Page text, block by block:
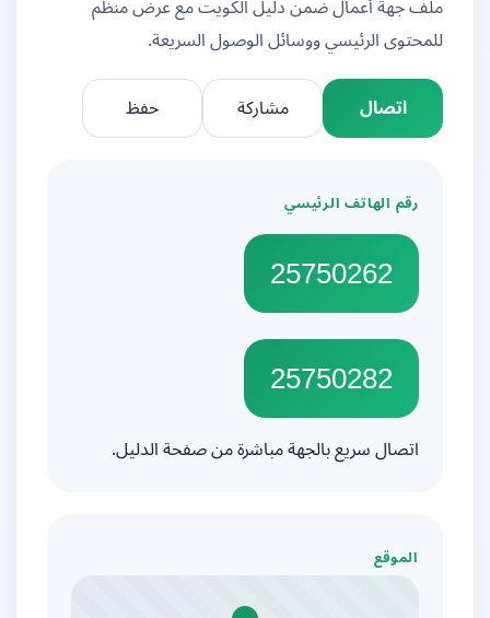
ملف جهة أعمال ضمن دليل الكويت مع عرض منظم
للمحتوى الرئيسي ووسائل الوصول السريعة.
اتصال
مشاركة
رقم الهاتف الرئيسي
25750262
25750282
اتصال سريع بالجهة مباشرة من صفحة الدليل.
الموقع